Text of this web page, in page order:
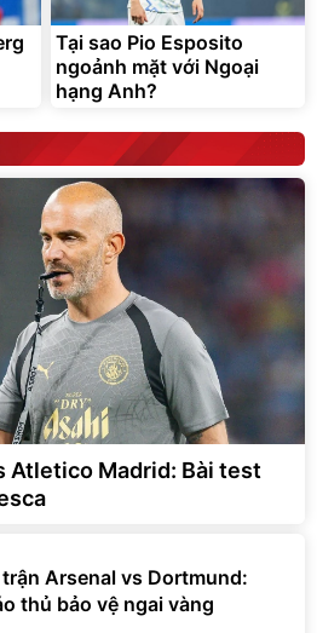
Tại sao Pio Esposito
ngoảnh mặt với Ngoại
hạng Anh?
Atletico Madrid: Bài test
Arsenal vs Dortmund:
thủ bảo vệ ngai vàng